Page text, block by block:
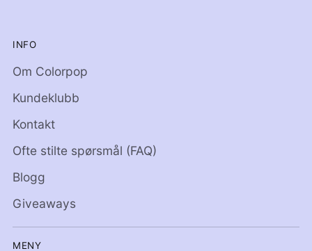
INFO
Om Colorpop
Kundeklubb
Kontakt
Ofte stilte spørsmål (FAQ)
Blogg
Giveaways
MENY